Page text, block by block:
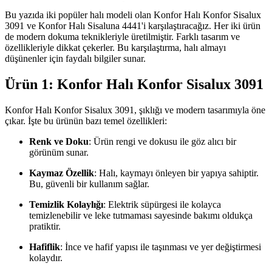
Bu yazıda iki popüler halı modeli olan Konfor Halı Konfor Sisalux
3091 ve Konfor Halı Sisaluna 4441'i karşılaştıracağız. Her iki ürün
de modern dokuma teknikleriyle üretilmiştir. Farklı tasarım ve
özellikleriyle dikkat çekerler. Bu karşılaştırma, halı almayı
düşünenler için faydalı bilgiler sunar.
Ürün 1: Konfor Halı Konfor Sisalux 3091
Konfor Halı Konfor Sisalux 3091, şıklığı ve modern tasarımıyla öne
çıkar. İşte bu ürünün bazı temel özellikleri:
Renk ve Doku: Ürün rengi ve dokusu ile göz alıcı bir
görünüm sunar.
Kaymaz Özellik: Halı, kaymayı önleyen bir yapıya sahiptir.
Bu, güvenli bir kullanım sağlar.
Temizlik Kolaylığı: Elektrik süpürgesi ile kolayca
temizlenebilir ve leke tutmaması sayesinde bakımı oldukça
pratiktir.
Hafiflik: İnce ve hafif yapısı ile taşınması ve yer değiştirmesi
kolaydır.